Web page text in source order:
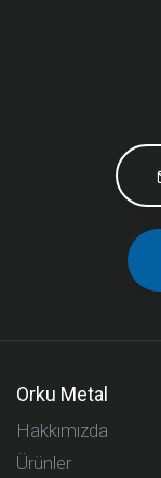
Orku Metal
Hakkımızda
Ürünler